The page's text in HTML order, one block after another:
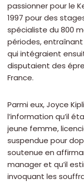
passionner pour le
1997 pour des
spécialiste du 800
périodes,
qui intégraient
disputaient des
France.
Parmi eux, Joyce
l’information qu’il
jeune femme,
suspendue pour
soutenue en
manager et qu’il
invoquant les